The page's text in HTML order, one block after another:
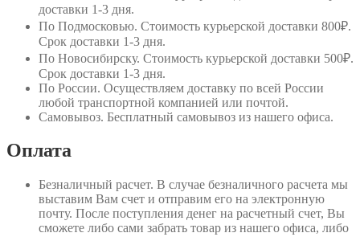
доставки 1-3 дня.
По Подмосковью. Стоимость курьерской доставки 800₽.
Срок доставки 1-3 дня.
По Новосибирску. Стоимость курьерской доставки 500₽.
Срок доставки 1-3 дня.
По России. Осуществляем доставку по всей России
любой транспортной компанией или почтой.
Самовывоз. Бесплатный самовывоз из нашего офиса.
Оплата
Безналичный расчет. В случае безналичного расчета мы
выставим Вам счет и отправим его на электронную
почту. После поступления денег на расчетный счет, Вы
сможете либо сами забрать товар из нашего офиса, либо